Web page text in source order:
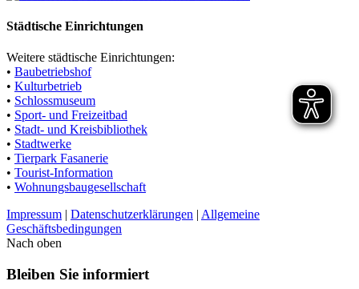
Städtische Einrichtungen
Weitere städtische Einrichtungen:
• Baubetriebshof
• Kulturbetrieb
• Schlossmuseum
• Sport- und Freizeitbad
• Stadt- und Kreisbibliothek
• Stadtwerke
• Tierpark Fasanerie
• Tourist-Information
• Wohnungsbaugesellschaft
Impressum | Datenschutzerklärungen | Allgemeine
Geschäftsbedingungen
Nach oben
Bleiben Sie informiert